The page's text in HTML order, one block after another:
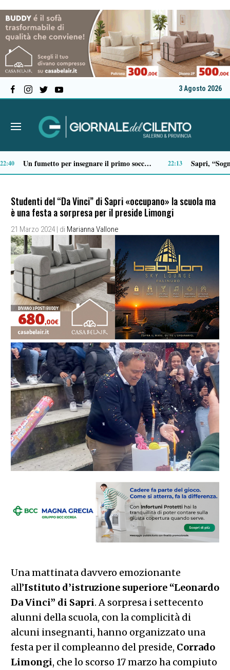
3 Agosto 2026
Scario, Sorrentino: «Barche troppo vicine alla costa della Molara, più controlli» 19:18
Studenti del “Da Vinci” di Sapri «occupano» la scuola ma
è una festa a sorpresa per il preside Limongi
21 Marzo 2024 | di Marianna Vallone
Una mattinata davvero emozionante
all’Istituto d’istruzione superiore “Leonardo
Da Vinci” di Sapri. A sorpresa i settecento
alunni della scuola, con la complicità di
alcuni insegnanti, hanno organizzato una
festa per il compleanno del preside, Corrado
Limongi, che lo scorso 17 marzo ha compiuto